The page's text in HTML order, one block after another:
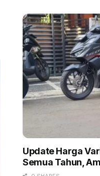
Update Harga
Semua Tahun,